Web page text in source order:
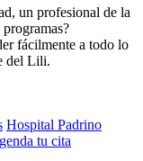
un profesional de la
fácilmente a todo lo
del Lili.
Hospital Padrino
tu cita